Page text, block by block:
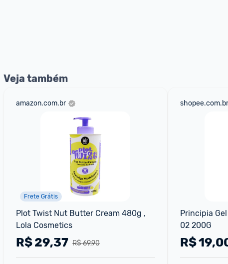
Veja também
amazon.com.br
Frete Grátis
Plot Twist Nut Butter Cream 480g ,
Lola Cosmetics
R$ 69,90
R$29,37
shopee.com.br
Principia
02 200G
R$